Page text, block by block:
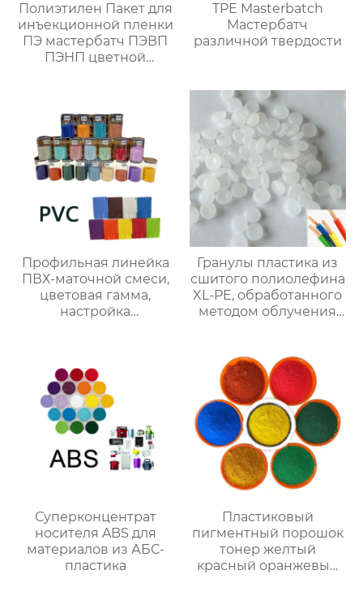
Полиэтилен Пакет для
инъекционной пленки
ПЭ мастербатч ПЭВП
ПЭНП цветной
TPE Masterbatch
Мастербатч
различной твердости
Профильная линейка
ПВХ-маточной смеси,
цветовая гамма,
настройка
Гранулы пластика из
сшитого полиолефина
XL-PE, обработанного
методом облучения
Суперконцентрат
носителя ABS для
материалов из АБС-
пластика
Пластиковый
пигментный порошок
тонер желтый
красный оранжевый